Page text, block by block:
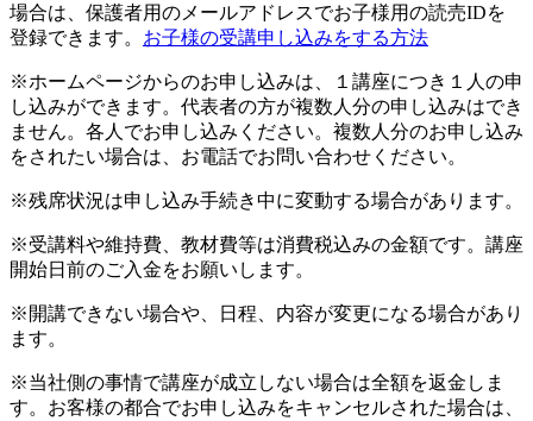
場合は、保護者用のメールアドレスでお子様用の読売IDを
登録できます。 お子様の受講申し込みをする方法
※ホームページからのお申し込みは、１講座につき１人の申
し込みができます。代表者の方が複数人分の申し込みはでき
ません。各人でお申し込みください。複数人分のお申し込み
をされたい場合は、お電話でお問い合わせください。
※残席状況は申し込み手続き中に変動する場合があります。
※受講料や維持費、教材費等は消費税込みの金額です。講座
開始日前のご入金をお願いします。
※開講できない場合や、日程、内容が変更になる場合があり
ます。
※当社側の事情で講座が成立しない場合は全額を返金しま
す。お客様の都合でお申し込みをキャンセルされた場合は、